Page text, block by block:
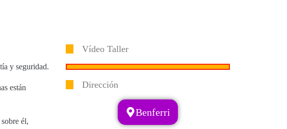
y seguridad.
están
él,
Vídeo Taller
Dirección
Benferri